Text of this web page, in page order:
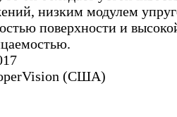
низким модулем
поверхности и
(США)